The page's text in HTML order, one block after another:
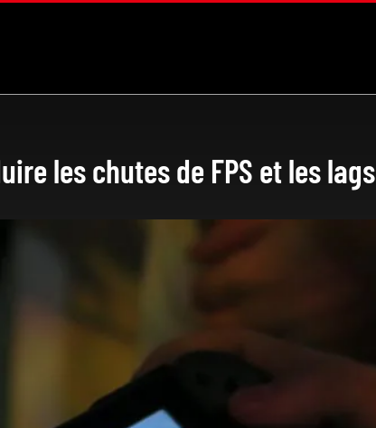
les chutes de FPS et les lags